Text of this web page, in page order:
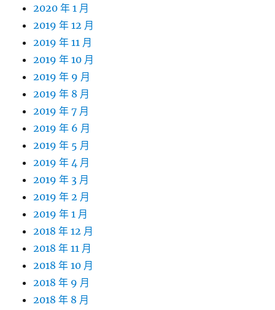
2020 年 1 月
2019 年 12 月
2019 年 11 月
2019 年 10 月
2019 年 9 月
2019 年 8 月
2019 年 7 月
2019 年 6 月
2019 年 5 月
2019 年 4 月
2019 年 3 月
2019 年 2 月
2019 年 1 月
2018 年 12 月
2018 年 11 月
2018 年 10 月
2018 年 9 月
2018 年 8 月